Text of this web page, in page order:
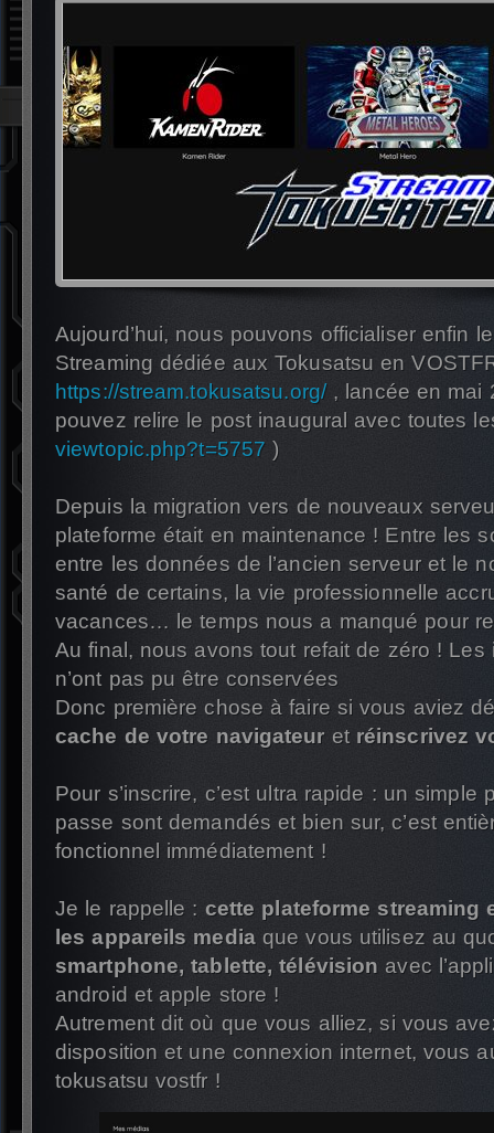
Aujourd’hui, nous pouvons officialiser enfin
Streaming dédiée aux Tokusatsu en
https://stream.tokusatsu.org/, lancée en mai
pouvez relire le post inaugural avec toutes
viewtopic.php?t=5757 )
Depuis la migration vers de nouveaux
plateforme était en maintenance ! Entre les
entre les données de l’ancien serveur et le
santé de certains, la vie professionnelle
vacances… le temps nous a manqué pour
Au final, nous avons tout refait de zéro ! Les
n’ont pas pu être conservées
Donc première chose à faire si vous aviez
cache de votre navigateuret réinscrivez
Pour s’inscrire, c’est ultra rapide : un simple
passe sont demandés et bien sur, c’est
fonctionnel immédiatement !
Je le rappelle : cette plateforme streaming
les appareils mediaque vous utilisez au
smartphone, tablette, télévision avec
android et apple store !
Autrement dit où que vous alliez, si vous
disposition et une connexion internet, vous
tokusatsu vostfr !